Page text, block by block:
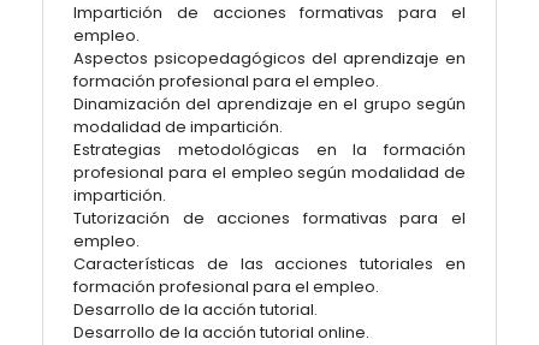
Impartición de acciones formativas para el
empleo.
Aspectos psicopedagógicos del aprendizaje en
formación profesional para el empleo.
Dinamización del aprendizaje en el grupo según
modalidad de impartición.
Estrategias metodológicas en la formación
profesional para el empleo según modalidad de
impartición.
Tutorización de acciones formativas para el
empleo.
Características de las acciones tutoriales en
formación profesional para el empleo.
Desarrollo de la acción tutorial.
Desarrollo de la acción tutorial online.